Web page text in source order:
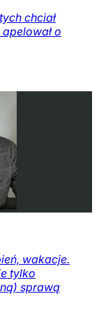
chciał
o
wakacje.
tylko
sprawą